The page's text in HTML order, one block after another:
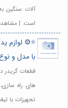
آلات سنگین
است. |
⭐️⚙️ لوازم
با مدل و
قطعات گریدر
های راه
تجهیزات با